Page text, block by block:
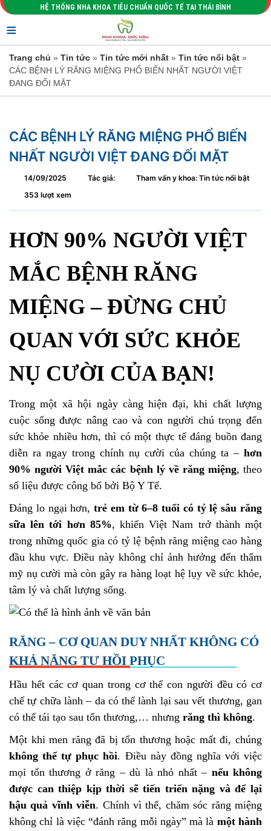
HỆ THỐNG NHA KHOA TIÊU CHUẨN QUỐC TẾ TẠI THÁI BÌNH
≡
Trang chủ » Tin tức » Tin tức mới nhất » Tin tức nổi bật »
CÁC BỆNH LÝ RĂNG MIỆNG PHỔ BIẾN NHẤT NGƯỜI VIỆT
ĐANG ĐỐI MẶT
CÁC BỆNH LÝ RĂNG MIỆNG PHỔ BIẾN
NHẤT NGƯỜI VIỆT ĐANG ĐỐI MẶT
14/09/2025 Tác giả:
Tham vấn y khoa: Tin tức nổi bật
353 lượt xem
HƠN 90% NGƯỜI VIỆT
MẮC BỆNH RĂNG
MIỆNG – ĐỪNG CHỦ
QUAN VỚI SỨC KHỎE
NỤ CƯỜI CỦA BẠN!
Trong một xã hội ngày càng hiện đại, khi chất lượng
cuộc sống được nâng cao và con người chú trọng đến
sức khỏe nhiều hơn, thì có một thực tế đáng buồn đang
diễn ra ngay trong chính nụ cười của chúng ta – hơn
90% người Việt mắc các bệnh lý về răng miệng, theo
số liệu được công bố bởi Bộ Y Tế.
Đáng lo ngại hơn,trẻ em từ 6–8 tuổi có tỷ lệ sâu răng
sữa lên tới hơn 85%, khiến Việt Nam trở thành một
trong những quốc gia có tỷ lệ bệnh răng miệng cao hàng
đầu khu vực. Điều này không chỉ ảnh hưởng đến thẩm
mỹ nụ cười mà còn gây ra hàng loạt hệ lụy về sức khỏe,
tâm lý và chất lượng sống.
RĂNG – CƠ QUAN DUY NHẤT KHÔNG CÓ
KHẢ NĂNG TỰ HỒI PHỤC
Hầu hết các cơ quan trong cơ thể con người đều có cơ
chế tự chữa lành – da có thể lành lại sau vết thương, gan
có thể tái tạo sau tổn thương,… nhưng răng thì không.
Một khi men răng đã bị tổn thương hoặc mất đi, chúng
không thể tự phục hồi. Điều này đồng nghĩa với việc
mọi tổn thương ở răng – dù là nhỏ nhất – nếu không
được can thiệp kịp thời sẽ tiến triển nặng và để lại
hậu quả vĩnh viễn. Chính vì thế, chăm sóc răng miệng
không chỉ là việc “đánh răng mỗi ngày” mà là một hành